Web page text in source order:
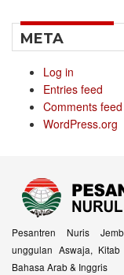
META
Log in
Entries feed
Comments feed
WordPress.org
Pesantren Nuris
unggulan Aswaja,
Bahasa Arab & Inggris